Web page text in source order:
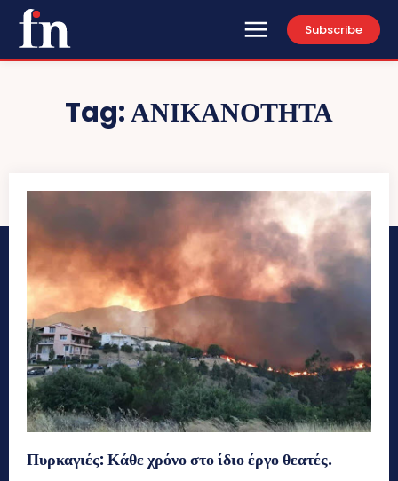
Subscribe
Tag:ΑΝΙΚΑΝΟΤΗΤΑ
Πυρκαγιές: Κάθε χρόνο στο ίδιο έργο θεατές.